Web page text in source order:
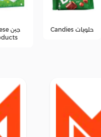
جبن Cheese
زيوت Oil products